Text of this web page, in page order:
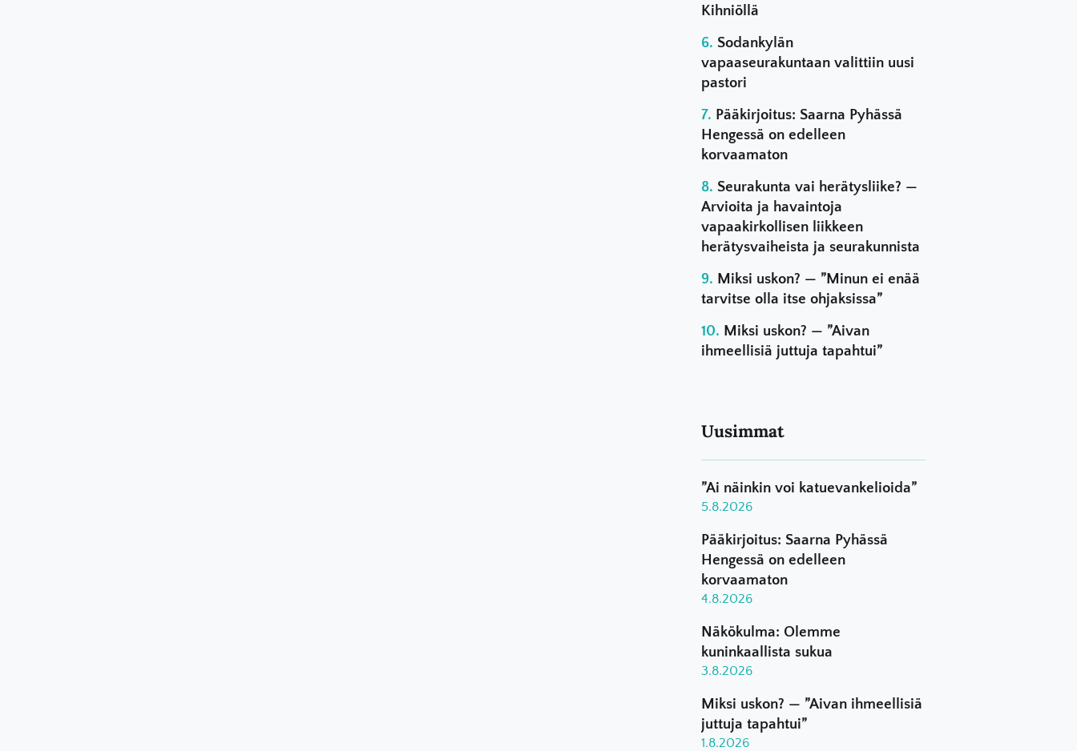
Kihniöllä
Sodankylän
vapaaseurakuntaan valittiin uusi
pastori
Pääkirjoitus: Saarna Pyhässä
Hengessä on edelleen
korvaamaton
Seurakunta vai herätysliike? —
Arvioita ja havaintoja
vapaakirkollisen liikkeen
herätysvaiheista ja seurakunnista
Miksi uskon? — ”Minun ei enää
tarvitse olla itse ohjaksissa”
Miksi uskon? — ”Aivan
ihmeellisiä juttuja tapahtui”
Uusimmat
”Ai näinkin voi katuevankelioida”
5.8.2026
Pääkirjoitus: Saarna Pyhässä
Hengessä on edelleen
korvaamaton
4.8.2026
Näkökulma: Olemme
kuninkaallista sukua
3.8.2026
Miksi uskon? — ”Aivan ihmeellisiä
juttuja tapahtui”
1.8.2026